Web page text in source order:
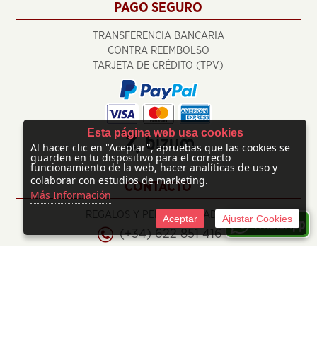
PAGO SEGURO
TRANSFERENCIA BANCARIA
CONTRA REEMBOLSO
TARJETA DE CRÉDITO (TPV)
CONTACTO
REGALOS Y PERSONALIZADOS
(+34) 622 851 416
Esta página web usa cookies
Al hacer clic en "Aceptar", apruebas que las cookies se
guarden en tu dispositivo para el correcto
funcionamiento de la web, hacer analíticas de uso y
colaborar con estudios de marketing.
Más Información
Aceptar Ajustar Cookies